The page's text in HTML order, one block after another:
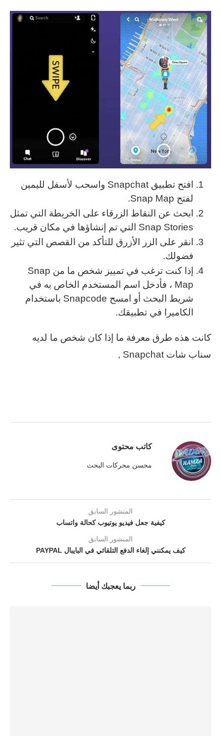
افتح تطبيق Snapchat واسحب لأسفل لليمين
لفتح Snap Map.
ابحث عن النقاط الزرقاء على الخريطة التي تمثل
Snap Stories التي تم إنشاؤها في مكان قريب.
انقر على الزر الأزرق للتأكد من القصص التي تثير
فضولك.
إذا كنت ترغب في تمييز شخص ما من Snap
Map ، فأدخل اسم المستخدم الخاص به في
شريط البحث أو امسح Snapcode باستخدام
الكاميرا في تطبيقك.
كانت هذه طرق معرفة ما إذا كان شخص ما لديه
سناب شات Snapchat ,
كاتب محتوى
محسن محركات البحث
المنشور السابق
كيفية جعل فيديو يوتيوب كحالة واتساب
المنشور السابق
كيف يمكنني إلغاء الدفع التلقائي في البايبال PAYPAL
ربما يعجبك أيضا